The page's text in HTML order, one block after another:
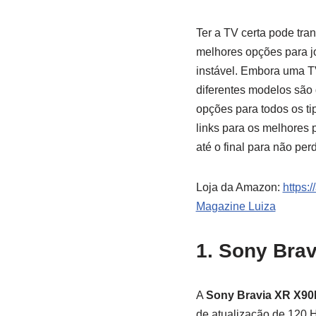
Ter a TV certa pode
melhores opções para
instável. Embora uma
diferentes modelos
opções para todos os
links para os melhores
até o final para não
Loja da Amazon:
Magazine Luiza
1. Sony
A Sony Bravia XR